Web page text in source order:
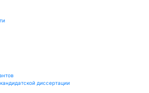
диссертации